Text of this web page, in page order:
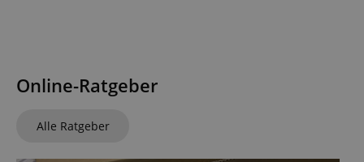
Online-Ratgeber
Alle Ratgeber